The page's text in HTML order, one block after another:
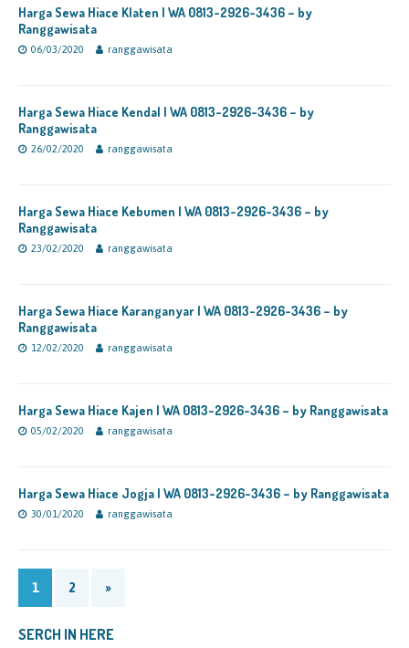
Harga Sewa Hiace Klaten | WA 0813-2926-3436 – by
Ranggawisata
06/03/2020 ranggawisata
Harga Sewa Hiace Kendal | WA 0813-2926-3436 – by
Ranggawisata
26/02/2020 ranggawisata
Harga Sewa Hiace Kebumen | WA 0813-2926-3436 – by
Ranggawisata
23/02/2020 ranggawisata
Harga Sewa Hiace Karanganyar | WA 0813-2926-3436 – by
Ranggawisata
12/02/2020 ranggawisata
Harga Sewa Hiace Kajen | WA 0813-2926-3436 – by Ranggawisata
05/02/2020 ranggawisata
Harga Sewa Hiace Jogja | WA 0813-2926-3436 – by Ranggawisata
30/01/2020 ranggawisata
1 2 »
SERCH IN HERE